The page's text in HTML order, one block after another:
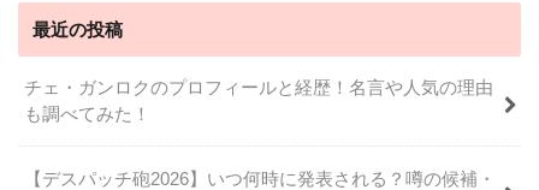
最近の投稿
チェ・ガンロクのプロフィールと経歴！名言や人気の理由
も調べてみた！
【デスパッチ砲2026】いつ何時に発表される？噂の候補・